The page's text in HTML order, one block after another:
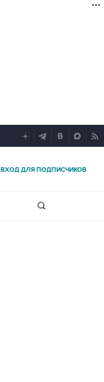
ВХОД ДЛЯ ПОДПИСЧИКОВ